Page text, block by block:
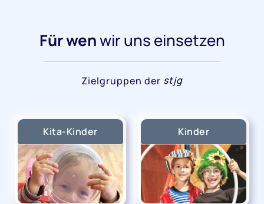
Für wenwir uns einsetzen
Zielgruppen der stjg
Kita-Kinder Kinder